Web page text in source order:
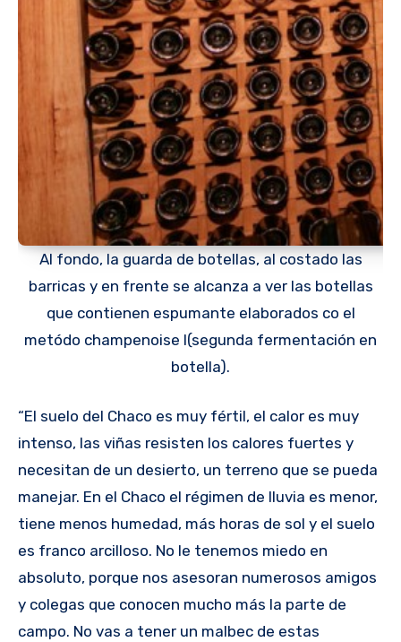
Al fondo, la guarda de botellas, al costado las
barricas y en frente se alcanza a ver las botellas
que contienen espumante elaborados co el
metódo champenoise I(segunda fermentación en
botella).
“El suelo del Chaco es muy fértil, el calor es muy
intenso, las viñas resisten los calores fuertes y
necesitan de un desierto, un terreno que se pueda
manejar. En el Chaco el régimen de lluvia es menor,
tiene menos humedad, más horas de sol y el suelo
es franco arcilloso. No le tenemos miedo en
absoluto, porque nos asesoran numerosos amigos
y colegas que conocen mucho más la parte de
campo. No vas a tener un malbec de estas